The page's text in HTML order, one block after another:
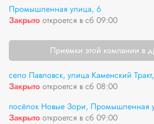
Промышленная улица, 6
Закрыто откроется в сб 09:00
Приемки этой компании в
село Павловск, улица Каменский
Закрыто откроется в сб 08:00
посёлок Новые Зори, Промышленная
Закрыто откроется в сб 09:00